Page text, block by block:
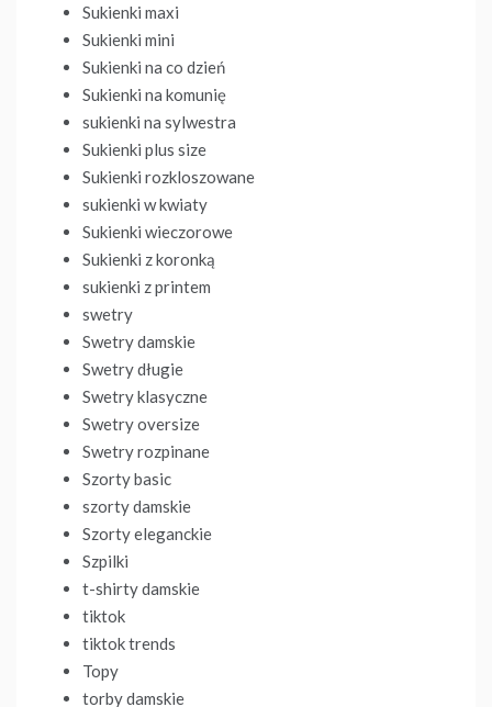
Sukienki maxi
Sukienki mini
Sukienki na co dzień
Sukienki na komunię
sukienki na sylwestra
Sukienki plus size
Sukienki rozkloszowane
sukienki w kwiaty
Sukienki wieczorowe
Sukienki z koronką
sukienki z printem
swetry
Swetry damskie
Swetry długie
Swetry klasyczne
Swetry oversize
Swetry rozpinane
Szorty basic
szorty damskie
Szorty eleganckie
Szpilki
t-shirty damskie
tiktok
tiktok trends
Topy
torby damskie